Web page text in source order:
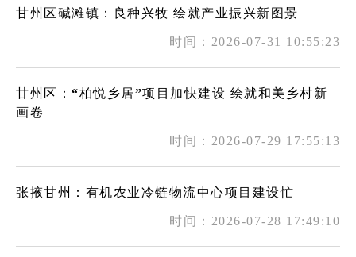
甘州区碱滩镇：良种兴牧 绘就产业振兴新图景
时间：2026-07-31 10:55:23
甘州区：“柏悦乡居”项目加快建设 绘就和美乡村新
画卷
时间：2026-07-29 17:55:13
张掖甘州：有机农业冷链物流中心项目建设忙
时间：2026-07-28 17:49:10